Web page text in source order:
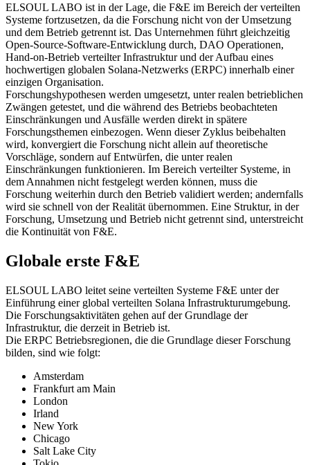
ELSOUL LABO ist in der Lage, die F&E im Bereich der verteilten
Systeme fortzusetzen, da die Forschung nicht von der Umsetzung
und dem Betrieb getrennt ist. Das Unternehmen führt gleichzeitig
Open-Source-Software-Entwicklung durch, DAO Operationen,
Hand-on-Betrieb verteilter Infrastruktur und der Aufbau eines
hochwertigen globalen Solana-Netzwerks (ERPC) innerhalb einer
einzigen Organisation.
Forschungshypothesen werden umgesetzt, unter realen betrieblichen
Zwängen getestet, und die während des Betriebs beobachteten
Einschränkungen und Ausfälle werden direkt in spätere
Forschungsthemen einbezogen. Wenn dieser Zyklus beibehalten
wird, konvergiert die Forschung nicht allein auf theoretische
Vorschläge, sondern auf Entwürfen, die unter realen
Einschränkungen funktionieren. Im Bereich verteilter Systeme, in
dem Annahmen nicht festgelegt werden können, muss die
Forschung weiterhin durch den Betrieb validiert werden; andernfalls
wird sie schnell von der Realität übernommen. Eine Struktur, in der
Forschung, Umsetzung und Betrieb nicht getrennt sind, unterstreicht
die Kontinuität von F&E.
Globale erste F&E
ELSOUL LABO leitet seine verteilten Systeme F&E unter der
Einführung einer global verteilten Solana Infrastrukturumgebung.
Die Forschungsaktivitäten gehen auf der Grundlage der
Infrastruktur, die derzeit in Betrieb ist.
Die ERPC Betriebsregionen, die die Grundlage dieser Forschung
bilden, sind wie folgt:
Amsterdam
Frankfurt am Main
London
Irland
New York
Chicago
Salt Lake City